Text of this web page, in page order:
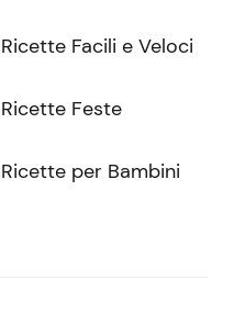
Ricette Facili e Veloci
Ricette Feste
Ricette per Bambini